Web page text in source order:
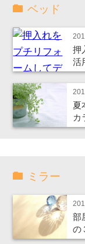
ベッド
押
活
夏
カ
ミラー
部
の